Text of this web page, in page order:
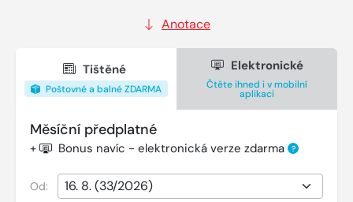
Anotace
Tištěné
Poštovné a balné ZDARMA
Elektronické
Čtěte ihned i v mobilní
aplikaci
Měsíční předplatné
+ Bonus navíc - elektronická verze zdarma ?
Od: